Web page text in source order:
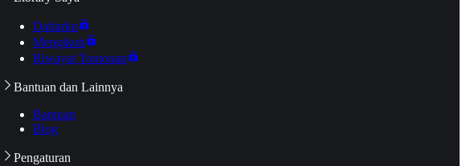
Daftarku
Mengikuti
Riwayat Tontonan
Bantuan dan Lainnya
Bantuan
Blog
Pengaturan